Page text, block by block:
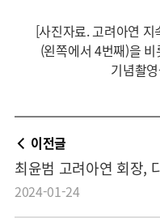
[사진자료. 고려아연
(왼쪽에서 4번째)을
기념촬
이전글
최윤범 고려아연 회장,
2024-01-24